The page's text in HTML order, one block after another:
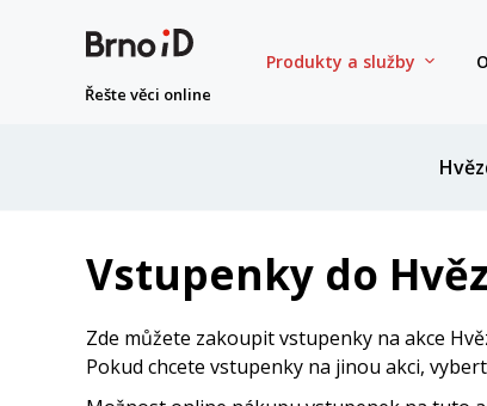
Řešte věci online
Produkty a služby
Vstupenky do
Zde můžete zakoupit vstupenky na akce
Pokud chcete vstupenky na jinou akci,